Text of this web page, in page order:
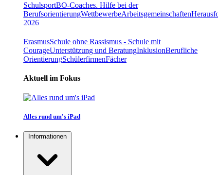
SchulsportBO-Coaches. Hilfe bei der
BerufsorientierungWettbewerbeArbeitsgemeinschaften
2026
ErasmusSchule ohne Rassismus - Schule mit
CourageUnterstützung und BeratungInklusionBerufliche
OrientierungSchülerfirmenFächer
Aktuell im Fokus
Alles rund um's iPad
Informationen